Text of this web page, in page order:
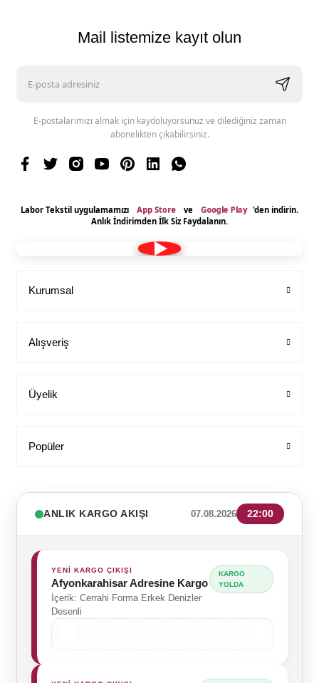
Mail listemize kayıt olun
E-postalarımızı almak için kaydoluyorsunuz ve dilediğiniz zaman
abonelikten çıkabilirsiniz.
Labor Tekstil uygulamamızı App Store ve Google Play 'den indirin.
Anlık İndirimden İlk Siz Faydalanın.
Kurumsal
Alışveriş
Üyelik
Popüler
ANLIK KARGO AKIŞI 07.08.2026 22:00
YENİ KARGO ÇIKIŞI
Afyonkarahisar Adresine Kargo
İçerik: Cerrahi Forma Erkek Denizler
Desenli
KARGO
YOLDA